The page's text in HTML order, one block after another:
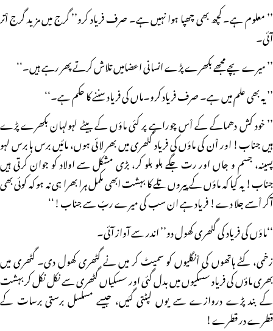
’’ معلوم ہے۔ کچھ بھی چھپا ہوا نہیں ہے۔ صرف فریاد کرو’’ گرج میں مزید گرج اْتر
آئی۔
’’ میرے بچے مجھے بکھرے پڑے انسانی اعضامیں تلاش کرتے پھر رہے ہیں۔‘‘
’’ یہ بھی علم میں ہے۔ صرف فریاد کرو۔ماں کی فریاد سننے کا حکم ہے۔‘‘
’’ خود کش دھماکے کے اْس چوراہے پر کئی ماؤں کے بیٹے لہولہان بکھرے پڑے
ہیں جناب! اور اْن کی ماؤں کی فریاد گٹھری میں بھر لائی ہوں، مائیں برس ہا برس لہو
پسینہ، جسم و جاں اور رت جگے بلو بلو کر، بڑی مشکل سے اولاد کو جوان کرتی ہیں
جناب! یہ کیا کہ ماؤں کے پیروں تلے کا بہشت ابھی مکمل ہرا بھرا ہی نہ ہو کہ کوئی بھی
آکر اْسے جلا دے! فریاد ہے ان سب کی میرے ربّ سے جناب!‘‘
‘‘ماؤں کی فریاد کی گٹھری کھول دو’’ اندر سے آواز آئی۔
زخمی، کٹے ہاتھوں کی اْنگلیوں کو سمیٹ کر میں نے گٹھری کھول دی۔ گٹھری میں
بھری ماؤں کی فریاد سسکیوں میں بدل گئی اور سسکیاں گٹھری سے نکل نکل کر بہشت
کے بند پڑے دروازے سے یوں لپٹتی گئیں، جیسے مسلسل برستی برسات کے
قطرے در قطرے!